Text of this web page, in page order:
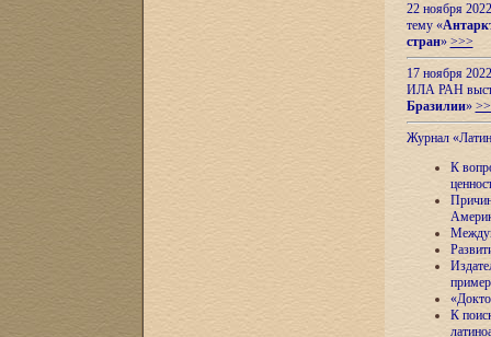
22 ноября
тему «
стран» >>>
17 ноября
ИЛА РАН
Бразилии»
Журнал
К
К